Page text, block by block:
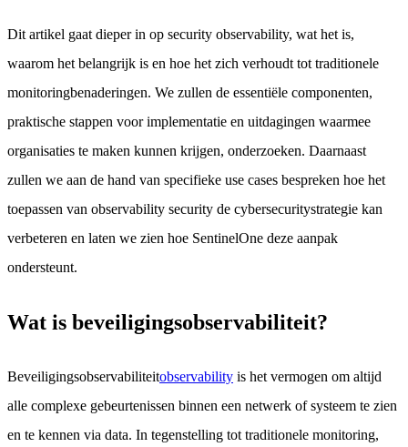
Dit artikel gaat dieper in op security observability, wat het is,
waarom het belangrijk is en hoe het zich verhoudt tot traditionele
monitoringbenaderingen. We zullen de essentiële componenten,
praktische stappen voor implementatie en uitdagingen waarmee
organisaties te maken kunnen krijgen, onderzoeken. Daarnaast
zullen we aan de hand van specifieke use cases bespreken hoe het
toepassen van observability security de cybersecuritystrategie kan
verbeteren en laten we zien hoe SentinelOne deze aanpak
ondersteunt.
Wat is beveiligingsobservabiliteit?
Beveiligingsobservabiliteitobservability is het vermogen om altijd
alle complexe gebeurtenissen binnen een netwerk of systeem te zien
en te kennen via data. In tegenstelling tot traditionele monitoring,